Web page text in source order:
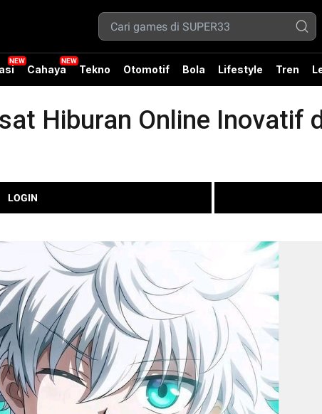
Cahaya Tekno Otomotif Bola Lifestyle Tren
Hiburan Online Inovatif
LOGIN